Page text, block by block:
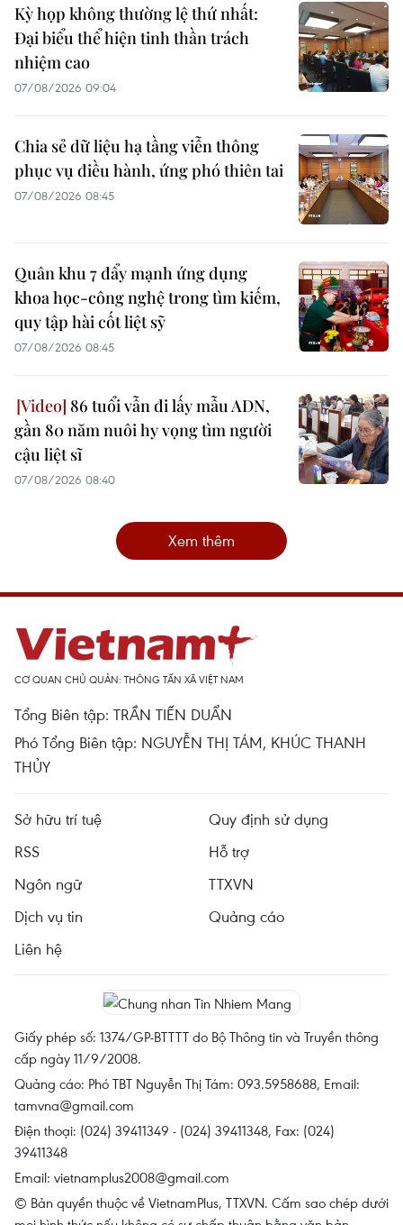
Kỳ họp không thường lệ thứ nhất:
Đại biểu thể hiện tinh thần trách
nhiệm cao
07/08/2026 09:04
Chia sẻ dữ liệu hạ tầng viễn thông
phục vụ điều hành, ứng phó thiên tai
07/08/2026 08:45
Quân khu 7 đẩy mạnh ứng dụng
khoa học-công nghệ trong tìm kiếm,
quy tập hài cốt liệt sỹ
07/08/2026 08:45
86 tuổi vẫn đi lấy mẫu ADN,
gần 80 năm nuôi hy vọng tìm người
cậu liệt sĩ
07/08/2026 08:40
Xem thêm
CƠ QUAN CHỦ QUẢN: THÔNG TẤN XÃ VIỆT NAM
Tổng Biên tập: TRẦN TIẾN DUẨN
Phó Tổng Biên tập: NGUYỄN THỊ TÁM, KHÚC THANH
THỦY
Sở hữu trí tuệ
Quy định sử dụng
RSS
Hỗ trợ
Ngôn ngữ
TTXVN
Dịch vụ tin
Quảng cáo
Liên hệ
Giấy phép số: 1374/GP-BTTTT do Bộ Thông tin và Truyền thông
cấp ngày 11/9/2008.
Quảng cáo: Phó TBT Nguyễn Thị Tám: 093.5958688, Email:
tamvna@gmail.com
Điện thoại: (024) 39411349 - (024) 39411348, Fax: (024)
39411348
Email: vietnamplus2008@gmail.com
© Bản quyền thuộc về VietnamPlus, TTXVN. Cấm sao chép dưới